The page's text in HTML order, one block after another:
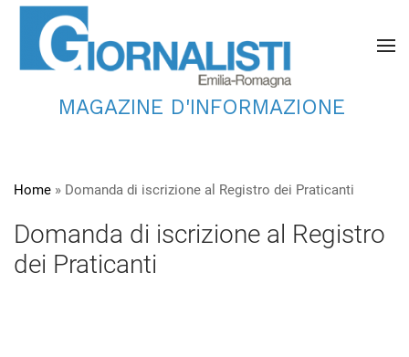
MAGAZINE D'INFORMAZIONE
Home » Domanda di iscrizione al Registro dei Praticanti
Domanda di iscrizione al Registro
dei Praticanti